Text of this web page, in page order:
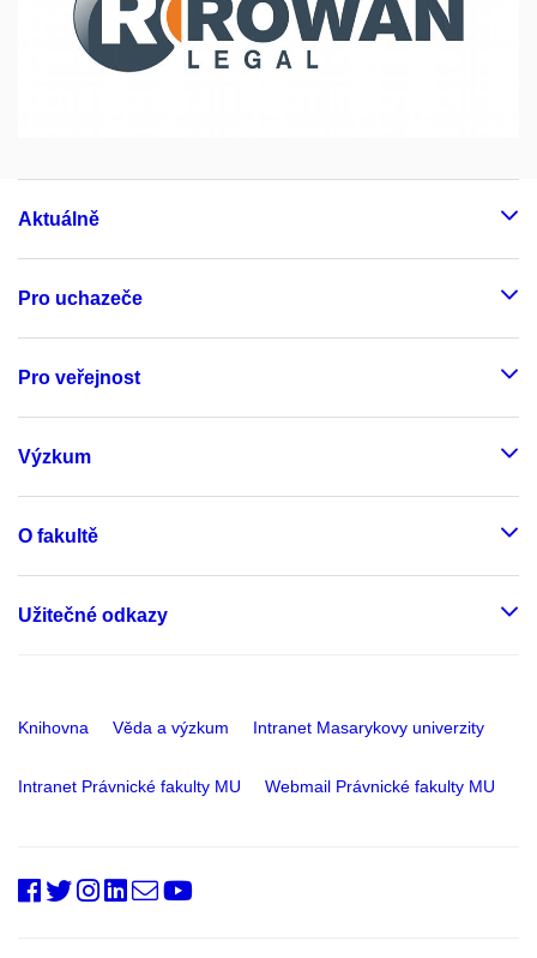
Aktuálně
Pro uchazeče
Pro veřejnost
Výzkum
O fakultě
Užitečné odkazy
Knihovna Věda a výzkum Intranet Masarykovy univerzity
Intranet Právnické fakulty MU Webmail Právnické fakulty MU
PrfMUni
@PrF_MU
@muni_prf
prfmuni
Oddělení
Fakultní